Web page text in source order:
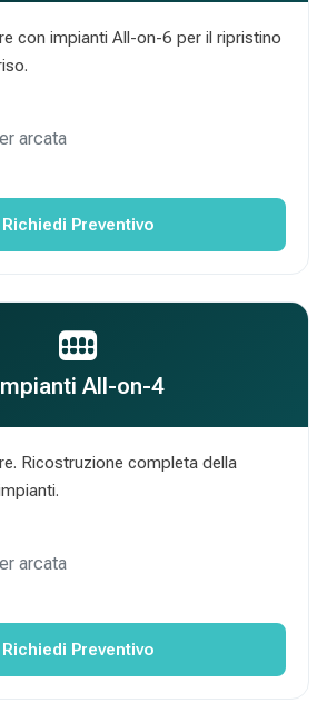
con impianti All-on-6 per il ripristino
arcata
Richiedi Preventivo
All-on-4
Ricostruzione completa della
arcata
Richiedi Preventivo